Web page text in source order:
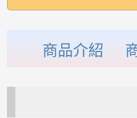
商品介紹